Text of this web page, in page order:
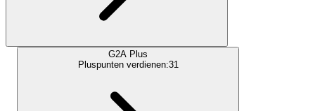
G2A Plus
Pluspunten verdienen:31